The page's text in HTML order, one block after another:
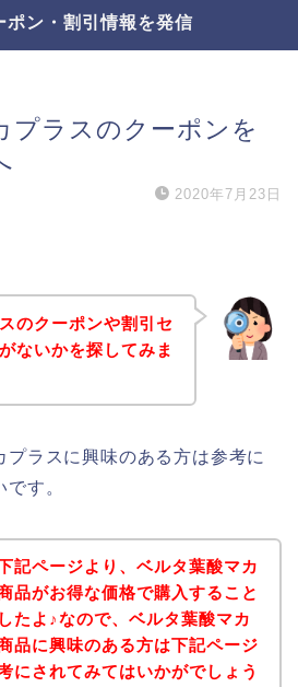
ポン・割引情報を発信
プラスのクーポンを
2020年7月23日
のクーポンや割引セ
ないかを探してみま
プラスに興味のある方は参考に
す。
記ページより、ベルタ葉酸マカ
品がお得な価格で購入すること
たよ♪なので、ベルタ葉酸マカ
品に興味のある方は下記ページ
にされてみてはいかがでしょう